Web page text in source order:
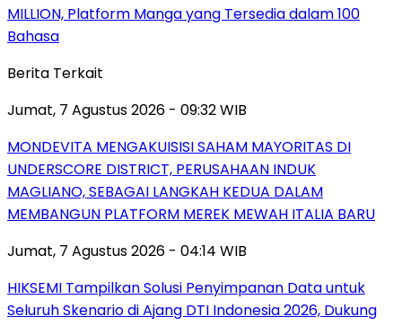
MILLION, Platform Manga yang Tersedia dalam 100
Bahasa
Berita Terkait
Jumat, 7 Agustus 2026 - 09:32 WIB
MONDEVITA MENGAKUISISI SAHAM MAYORITAS DI
UNDERSCORE DISTRICT, PERUSAHAAN INDUK
MAGLIANO, SEBAGAI LANGKAH KEDUA DALAM
MEMBANGUN PLATFORM MEREK MEWAH ITALIA BARU
Jumat, 7 Agustus 2026 - 04:14 WIB
HIKSEMI Tampilkan Solusi Penyimpanan Data untuk
Seluruh Skenario di Ajang DTI Indonesia 2026, Dukung